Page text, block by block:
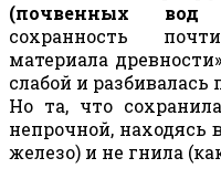
(почвенных
сохранность
материала
слабой и
Но та, что
непрочной, находясь
железо) и не гнила